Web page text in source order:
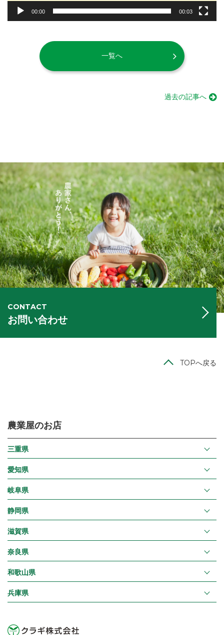
00:00 00:03
一覧へ
過去の記事へ
CONTACT
お問い合わせ
TOPへ戻る
農業屋のお店
三重県
愛知県
岐阜県
静岡県
滋賀県
奈良県
和歌山県
兵庫県